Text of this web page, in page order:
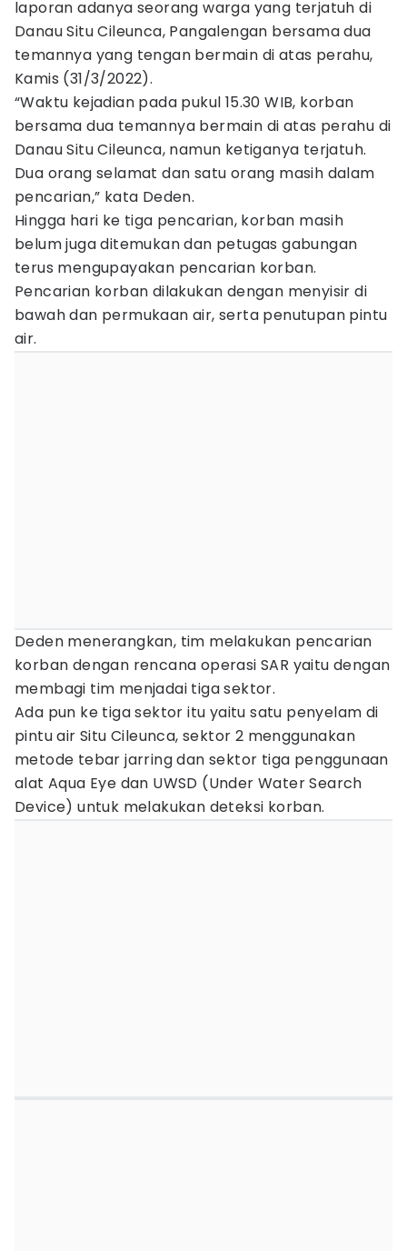
laporan adanya seorang warga yang terjatuh di
Danau Situ Cileunca, Pangalengan bersama dua
temannya yang tengan bermain di atas perahu,
Kamis (31/3/2022).
“Waktu kejadian pada pukul 15.30 WIB, korban
bersama dua temannya bermain di atas perahu di
Danau Situ Cileunca, namun ketiganya terjatuh.
Dua orang selamat dan satu orang masih dalam
pencarian,” kata Deden.
Hingga hari ke tiga pencarian, korban masih
belum juga ditemukan dan petugas gabungan
terus mengupayakan pencarian korban.
Pencarian korban dilakukan dengan menyisir di
bawah dan permukaan air, serta penutupan pintu
air.
Deden menerangkan, tim melakukan pencarian
korban dengan rencana operasi SAR yaitu dengan
membagi tim menjadai tiga sektor.
Ada pun ke tiga sektor itu yaitu satu penyelam di
pintu air Situ Cileunca, sektor 2 menggunakan
metode tebar jarring dan sektor tiga penggunaan
alat Aqua Eye dan UWSD (Under Water Search
Device) untuk melakukan deteksi korban.